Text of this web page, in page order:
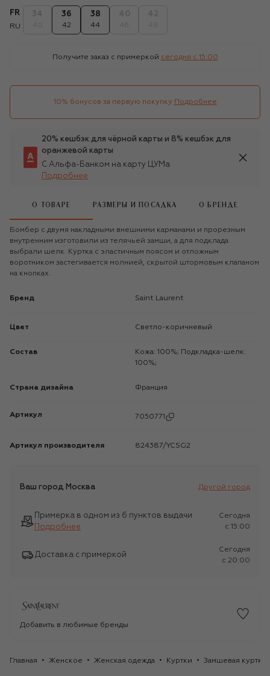
FR
RU
36
42
38
44
Получите заказ с примеркой сегодня c 15:00
10% бонусов за первую покупку Подробнее
20% кешбэк для чёрной карты и 8% кешбэк для
оранжевой карты
С Альфа-Банком на карту ЦУМа
Подробнее
О ТОВАРЕ РАЗМЕРЫ И ПОСАДКА О БРЕНДЕ
Бомбер с двумя накладными внешними карманами и прорезным
внутренним изготовили из телячьей замши, а для подклада
выбрали шелк. Куртка с эластичным поясом и отложным
воротником застегивается молнией, скрытой штормовым клапаном
на кнопках.
Бренд Saint Laurent
Цвет Светло-коричневый
Состав
Кожа: 100%; Подкладка-шелк:
100%;
Страна дизайна Франция
Артикул 7050771
Артикул производителя 824387/YCSG2
Ваш город Москва Другой город
Примерка в одном из 6 пунктов выдачи
Подробнее
Сегодня
c 15:00
Доставка с примеркой
Сегодня
c 20:00
Добавить в любимые бренды
Главная Женское Женская одежда Куртки Замшевая куртка